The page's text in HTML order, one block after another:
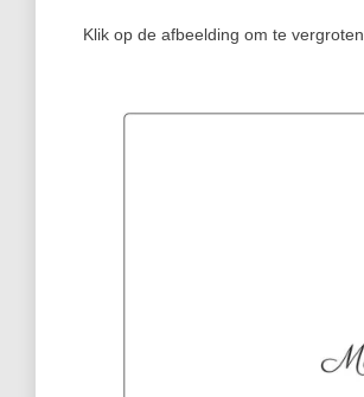
Klik op de afbeelding om te vergroten.